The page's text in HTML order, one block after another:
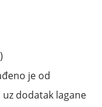
)
je od
dodatak lagane